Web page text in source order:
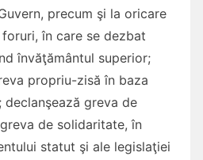
precum şi la oricare
în care se dezbat
învăţământul superior;
propriu-zisă în baza
declanşează greva de
de solidaritate, în
statut şi ale legislaţiei